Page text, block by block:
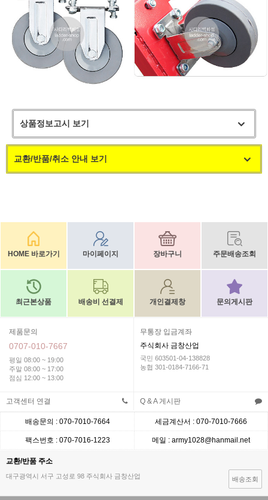
상품정보고시 보기
교환/반품/취소 안내 보기
HOME 바로가기 마이페이지 장바구니 주문배송조회
최근본상품 배송비 선결제 개인결제창 문의게시판
제품문의
0707-010-7667
평일 08:00 ~ 19:00
주말 08:00 ~ 17:00
점심 12:00 ~ 13:00
무통장 입금계좌
주식회사 금창산업
국민 603501-04-138828
농협 301-0184-7166-71
고객센터 연결 Q & A 게시판
배송문의 : 070-7010-7664 세금계산서 : 070-7010-7666
팩스번호 : 070-7016-1223 메일 : army1028@hanmail.net
교환/반품 주소
대구광역시 서구 고성로 98 주식회사 금창산업 배송조회